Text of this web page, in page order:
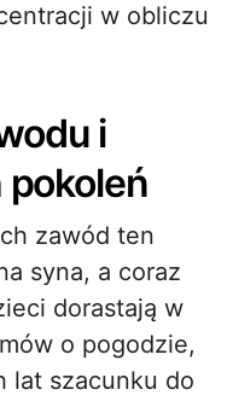
w obliczu
i
zawód ten
syna, a coraz
dorastają w
o pogodzie,
lat szacunku do